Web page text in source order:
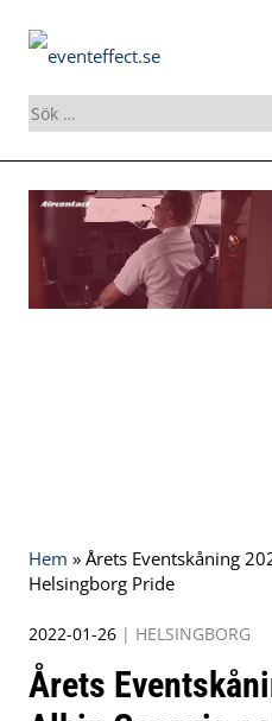
Sök
efter:
Skip
content
Hem » Årets Eventskåning
Helsingborg Pride
2022-01-26 | HELSINGBORG
Årets